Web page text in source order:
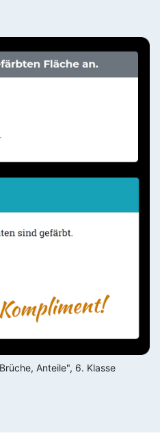
Anteile", 6. Klasse